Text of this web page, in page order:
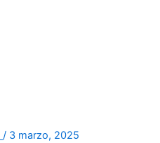
/ 3 marzo, 2025